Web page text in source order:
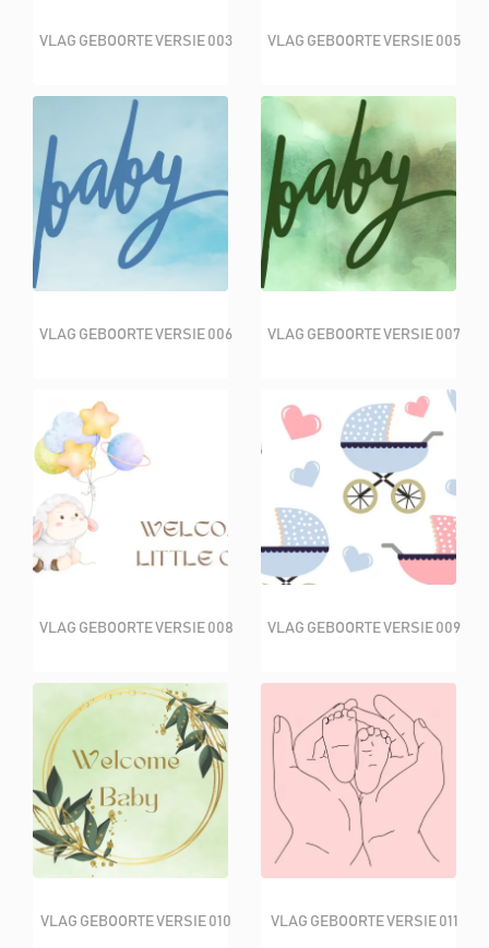
VLAG GEBOORTE VERSIE 003 VLAG GEBOORTE VERSIE 005
VLAG GEBOORTE VERSIE 006 VLAG GEBOORTE VERSIE 007
VLAG GEBOORTE VERSIE 008 VLAG GEBOORTE VERSIE 009
VLAG GEBOORTE VERSIE 010 VLAG GEBOORTE VERSIE 011